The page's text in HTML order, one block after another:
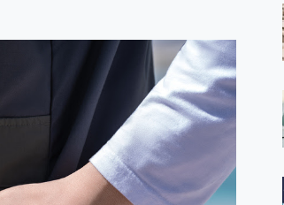
金雙周卡體驗，專案價最低 NT$0 起